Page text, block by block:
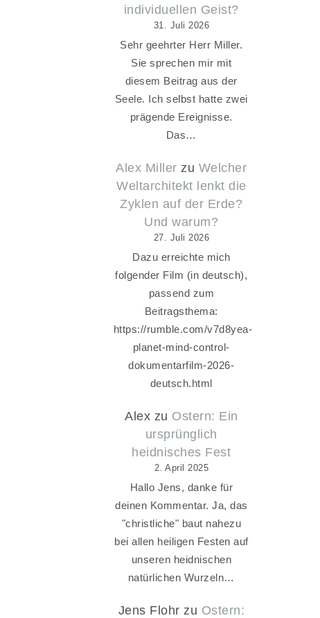
individuellen Geist?
31. Juli 2026
Sehr geehrter Herr Miller.
Sie sprechen mir mit
diesem Beitrag aus der
Seele. Ich selbst hatte zwei
prägende Ereignisse.
Das…
Alex Miller zu Welcher
Weltarchitekt lenkt die
Zyklen auf der Erde?
Und warum?
27. Juli 2026
Dazu erreichte mich
folgender Film (in deutsch),
passend zum
Beitragsthema:
https://rumble.com/v7d8yea-
planet-mind-control-
dokumentarfilm-2026-
deutsch.html
Alex zu Ostern: Ein
ursprünglich
heidnisches Fest
2. April 2025
Hallo Jens, danke für
deinen Kommentar. Ja, das
"christliche" baut nahezu
bei allen heiligen Festen auf
unseren heidnischen
natürlichen Wurzeln…
Jens Flohr zu Ostern: